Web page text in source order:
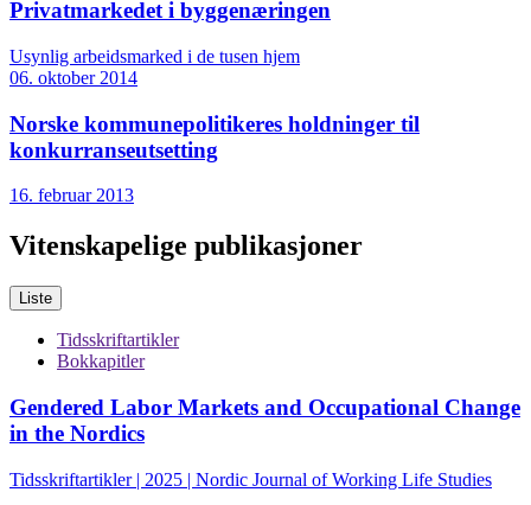
Privatmarkedet i byggenæringen
Usynlig arbeidsmarked i de tusen hjem
06. oktober 2014
Norske kommunepolitikeres holdninger til
konkurranseutsetting
16. februar 2013
Vitenskapelige publikasjoner
Liste
Tidsskriftartikler
Bokkapitler
Gendered Labor Markets and Occupational Change
in the Nordics
Tidsskriftartikler | 2025 | Nordic Journal of Working Life Studies